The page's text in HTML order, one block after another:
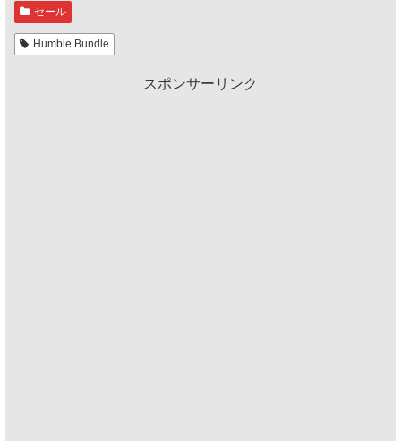
セール
Humble Bundle
スポンサーリンク